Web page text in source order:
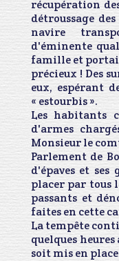
récupération
détroussage
navire
d'éminente
famille et
précieux ! Des
eux, espérant
« estourbis ».
Les habitants
d'armes
Monsieur le
Parlement de
d'épaves et
placer par tous
passants et
faites en cette
La tempête
quelques
soit mis en